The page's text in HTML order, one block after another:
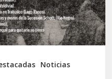
Noticias